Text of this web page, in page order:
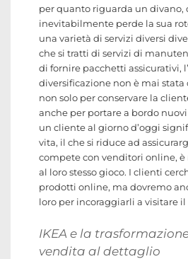
per quanto riguarda un divano,
inevitabilmente perde la sua
una varietà di servizi diversi
che si tratti di servizi di
di fornire pacchetti assicurativi,
diversificazione non è mai stata
non solo per conservare la
anche per portare a bordo
un cliente al giorno d’oggi
vita, il che si riduce ad
compete con venditori online, è
al loro stesso gioco. I clienti
prodotti online, ma dovremo
loro per incoraggiarli a visitare il
IKEA e la
vendita al dettaglio